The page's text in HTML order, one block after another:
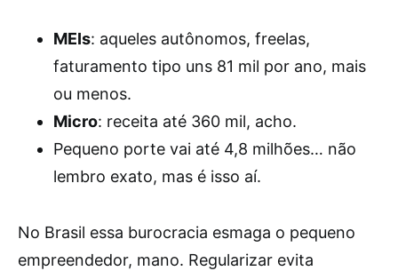
MEIs: aqueles autônomos, freelas,
faturamento tipo uns 81 mil por ano, mais
ou menos.
Micro: receita até 360 mil, acho.
Pequeno porte vai até 4,8 milhões… não
lembro exato, mas é isso aí.
No Brasil essa burocracia esmaga o pequeno
empreendedor, mano. Regularizar evita